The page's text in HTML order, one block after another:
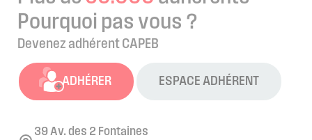
Pourquoi pas vous ?
Devenez adhérent CAPEB
ADHÉRER ESPACE ADHÉRENT
39 Av. des 2 Fontaines